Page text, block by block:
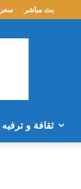
سعر بث مباشر
ثقافة و ترفيه